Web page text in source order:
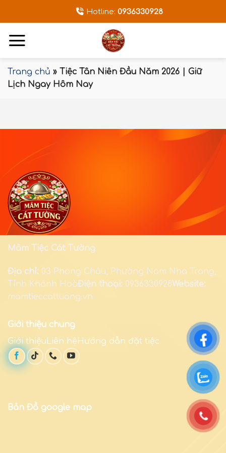
dung
Hotline: 0936330928
Trang chủ » Tiệc Tân Niên Đầu Năm 2026 | Giữ
Lịch Ngay Hôm Nay
Mâm Tiệc Cát Tường
Địa chỉ: 03 Phong Châu, Phường Nam Nha Trang,
Tỉnh Khánh HoàĐiện thoại: 0936330928Website:
mamtieccattuong.vn
Giới thiệu chung
Giới thiệuLiên hệHướng dẫn đặt tiệc
Bản Đồ google map